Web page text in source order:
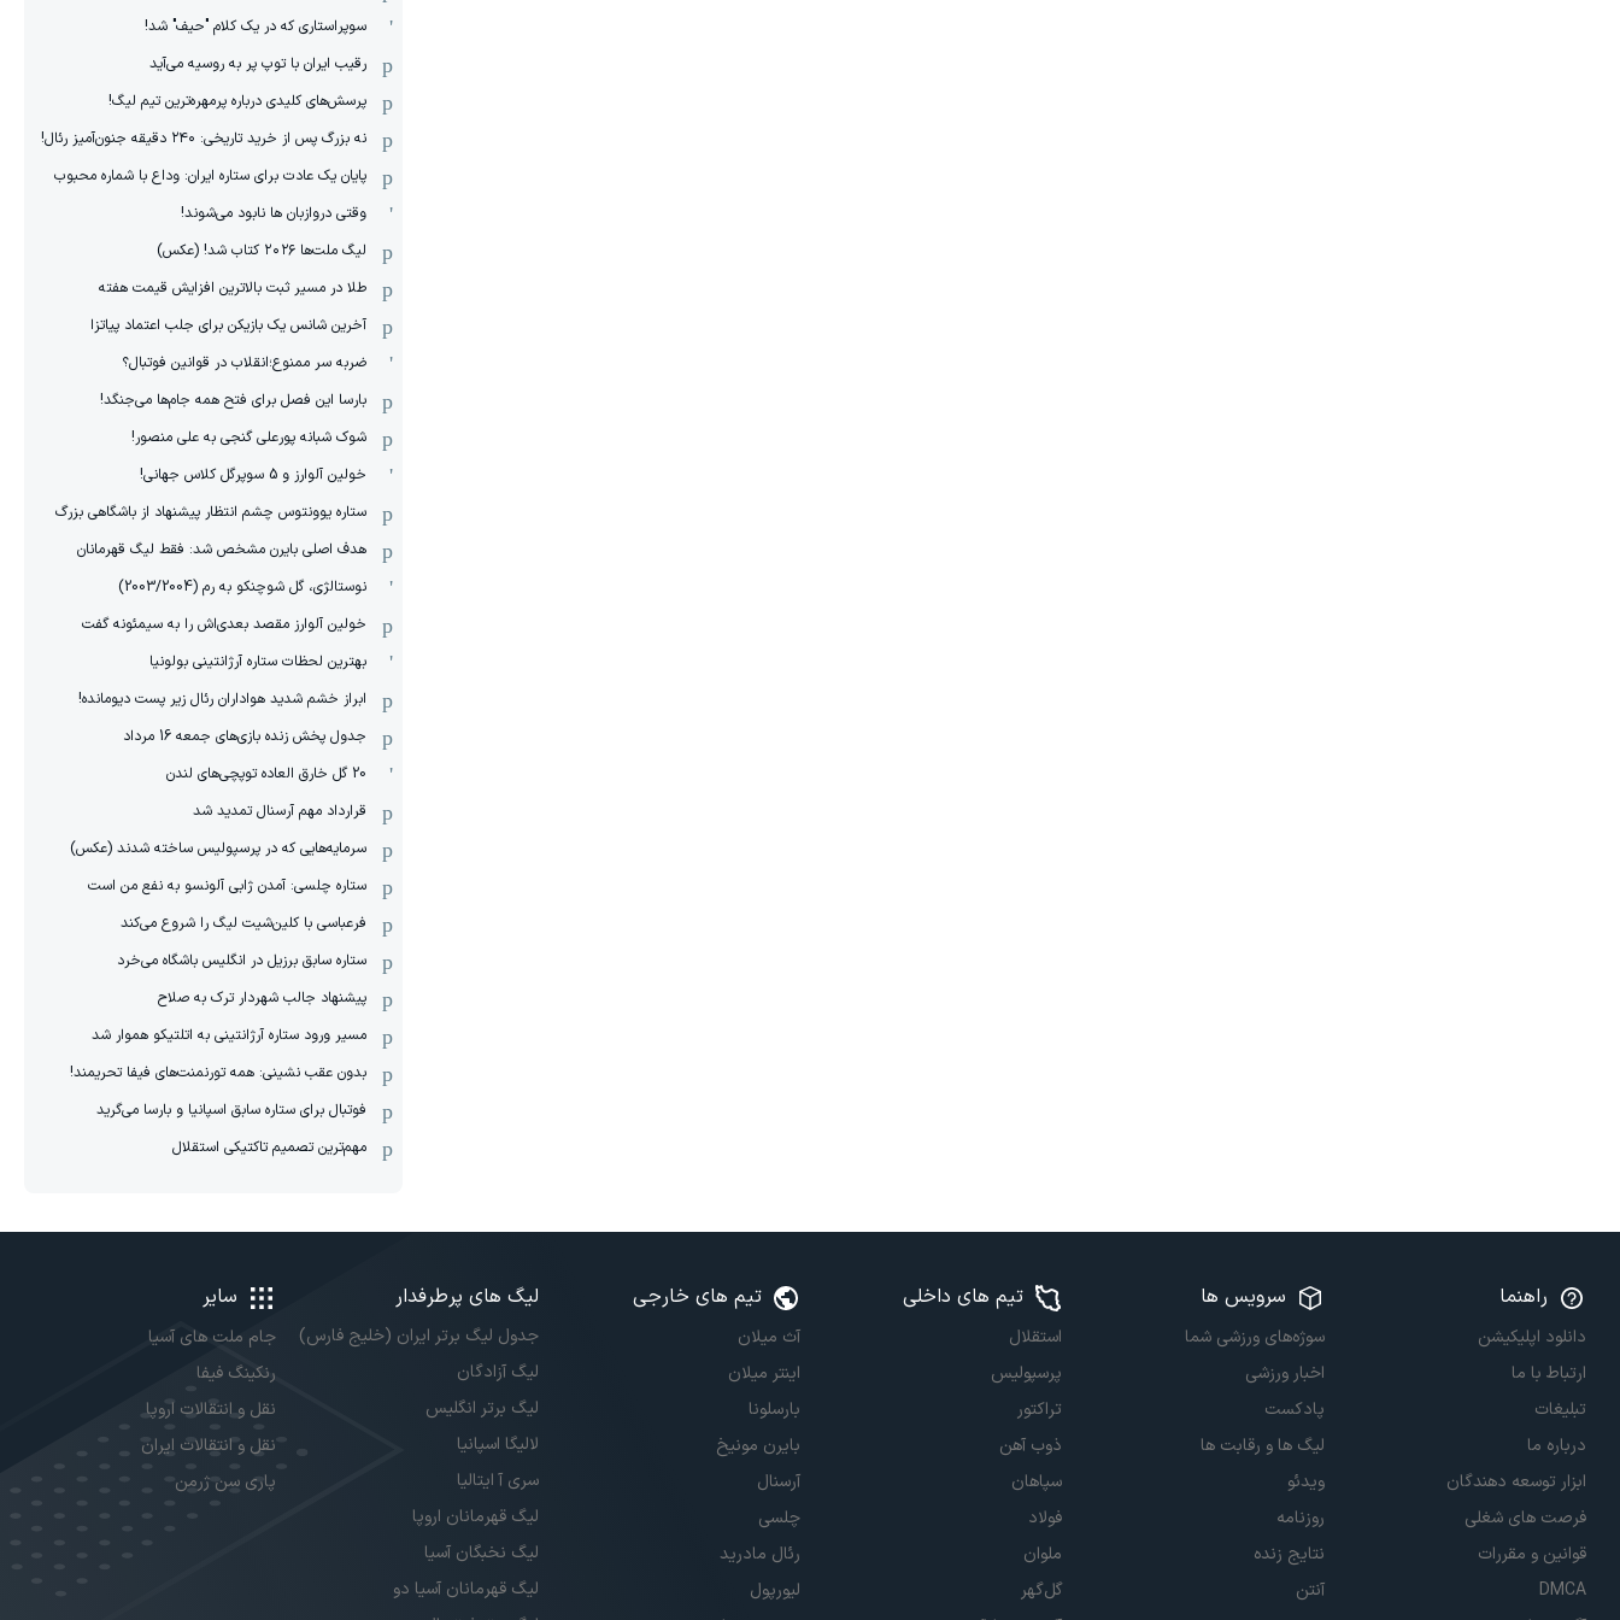
سوپراستاری که در یک کلام "حیف" شد!
رقیب ایران با توپ پر به روسیه می‌آید
پرسش‌های کلیدی درباره پرمهره‌ترین تیم لیگ!
نه بزرگ پس از خرید تاریخی: ۲۴۰ دقیقه جنون‌آمیز رئال!
پایان یک عادت برای ستاره ایران: وداع با شماره محبوب
وقتی دروازبان ها نابود می‌شوند!
لیگ ملت‌ها ٢٠٢۶ کتاب شد! (عکس)
طلا در مسیر ثبت بالاترین افزایش قیمت هفته
آخرین شانس یک بازیکن برای جلب اعتماد پیاتزا
ضربه سر ممنوع؛انقلاب در قوانین فوتبال؟
بارسا این فصل برای فتح همه جام‌ها می‌جنگد!
شوک شبانه پورعلی گنجی به علی منصور!
خولین آلوارز و 5 سوپرگل کلاس جهانی!
ستاره یوونتوس چشم انتظار پیشنهاد از باشگاهی بزرگ
هدف اصلی بایرن مشخص شد: فقط لیگ قهرمانان
نوستالژی، گل شوچنکو به رم (2003/2004)
خولین آلوارز مقصد بعدی‌اش را به سیمئونه گفت
بهترین لحظات ستاره آرژانتینی بولونیا
ابراز خشم شدید هواداران رئال زیر پست دیومانده!
جدول پخش زنده بازی‌های جمعه 16 مرداد
20 گل خارق العاده توپچی‌های لندن
قرارداد مهم آرسنال تمدید شد
سرمایه‌هایی که در پرسپولیس ساخته شدند (عکس)
ستاره چلسی: آمدن ژابی آلونسو به نفع من است
فرعباسی با کلین‌شیت لیگ را شروع می‌کند
ستاره سابق برزیل در انگلیس باشگاه می‌خرد
پیشنهاد جالب شهردار ترک به صلاح
مسیر ورود ستاره آرژانتینی به اتلتیکو هموار شد
بدون عقب نشینی: همه تورنمنت‌های فیفا تحریمند!
فوتبال برای ستاره سابق اسپانیا و بارسا می‌گرید
مهم‌ترین تصمیم تاکتیکی استقلال
راهنما
دانلود اپلیکیشن
ارتباط با ما
تبلیغات
درباره ما
ابزار توسعه دهندگان
فرصت های شغلی
قوانین و مقررات
DMCA
سرویس ها
سوژه‌های ورزشی شما
اخبار ورزشی
پادکست
لیگ ها و رقابت ها
ویدئو
روزنامه
نتایج زنده
آنتن
تیم های داخلی
استقلال
پرسپولیس
تراکتور
ذوب آهن
سپاهان
فولاد
ملوان
گل‌گهر
تیم های خارجی
آث میلان
اینتر میلان
بارسلونا
بایرن مونیخ
آرسنال
چلسی
رئال مادرید
لیورپول
لیگ های پرطرفدار
جدول لیگ برتر ایران (خلیج فارس)
لیگ آزادگان
لیگ برتر انگلیس
لالیگا اسپانیا
سری آ ایتالیا
لیگ قهرمانان اروپا
لیگ نخبگان آسیا
لیگ قهرمانان آسیا دو
سایر
جام ملت های آسیا
رنکینگ فیفا
نقل و انتقالات اروپا
نقل و انتقالات ایران
پاری سن ژرمن